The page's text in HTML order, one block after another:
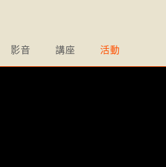
影音 講座 活動